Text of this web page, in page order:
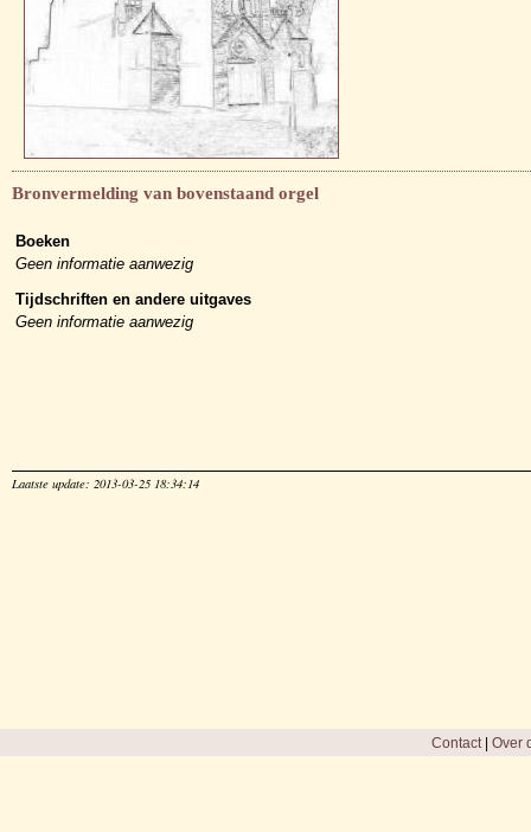
Bronvermelding van bovenstaand orgel
Boeken
Geen informatie aanwezig
Tijdschriften en andere uitgaves
Geen informatie aanwezig
Laatste update: 2013-03-25 18:34:14
Contact| Over